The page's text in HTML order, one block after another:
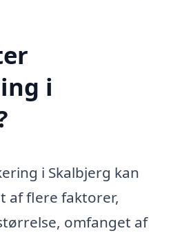
i
i Skalbjerg kan
af flere faktorer,
omfanget af